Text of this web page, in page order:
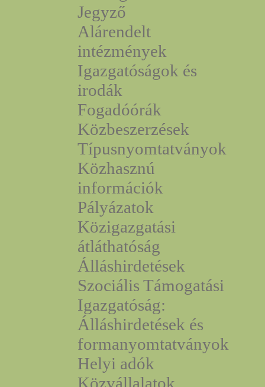
Jegyző
Alárendelt
intézmények
Igazgatóságok és
irodák
Fogadóórák
Közbeszerzések
Típusnyomtatványok
Közhasznú
információk
Pályázatok
Közigazgatási
átláthatóság
Álláshirdetések
Szociális Támogatási
Igazgatóság:
Álláshirdetések és
formanyomtatványok
Helyi adók
Közvállalatok